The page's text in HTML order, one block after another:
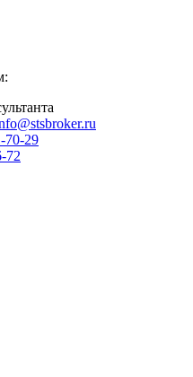
70-29
72